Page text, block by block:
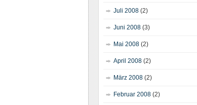
Juli 2008 (2)
Juni 2008 (3)
Mai 2008 (2)
April 2008 (2)
März 2008 (2)
Februar 2008 (2)